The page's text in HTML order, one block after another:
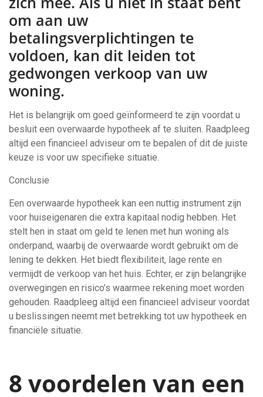
om aan uw
betalingsverplichtingen te
voldoen, kan dit leiden tot
gedwongen verkoop van uw
woning.
Het is belangrijk om goed geïnformeerd te zijn voordat u
besluit een overwaarde hypotheek af te sluiten. Raadpleeg
altijd een financieel adviseur om te bepalen of dit de juiste
keuze is voor uw specifieke situatie.
Conclusie
Een overwaarde hypotheek kan een nuttig instrument zijn
voor huiseigenaren die extra kapitaal nodig hebben. Het
stelt hen in staat om geld te lenen met hun woning als
onderpand, waarbij de overwaarde wordt gebruikt om de
lening te dekken. Het biedt flexibiliteit, lage rente en
vermijdt de verkoop van het huis. Echter, er zijn belangrijke
overwegingen en risico’s waarmee rekening moet worden
gehouden. Raadpleeg altijd een financieel adviseur voordat
u beslissingen neemt met betrekking tot uw hypotheek en
financiële situatie.
8 voordelen van een